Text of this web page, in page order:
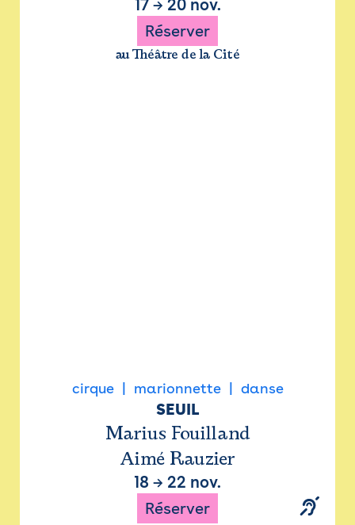
17→ 20 nov.
Réserver
au Théâtre de la Cité
cirque marionnette danse
SEUIL
Marius Fouilland
Aimé Rauzier
18 → 22 nov.
Réserver